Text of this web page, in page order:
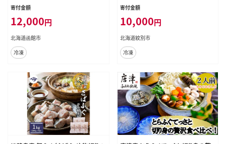
寄付金額
12,000円
北海道函館市
冷凍
寄付金額
10,000円
北海道紋別市
冷凍